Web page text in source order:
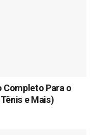
Completo Para o
e Mais)